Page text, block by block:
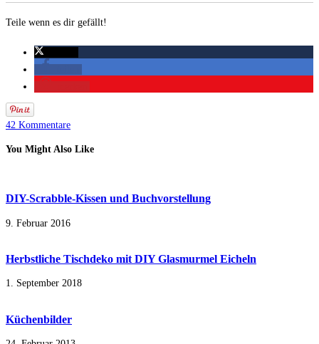
Teile wenn es dir gefällt!
42 Kommentare
You Might Also Like
DIY-Scrabble-Kissen und Buchvorstellung
9. Februar 2016
Herbstliche Tischdeko mit DIY Glasmurmel Eicheln
1. September 2018
Küchenbilder